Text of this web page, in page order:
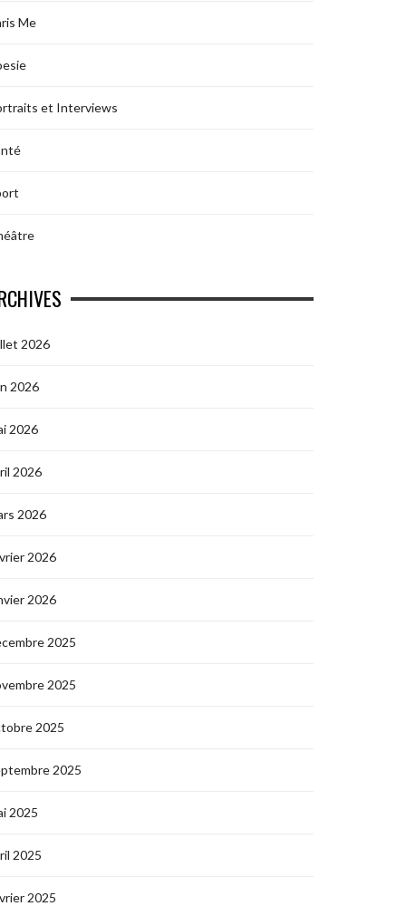
Me
et Interviews
2026
2026
2026
2026
2026
2026
2026
2025
2025
2025
2025
2025
2025
2025